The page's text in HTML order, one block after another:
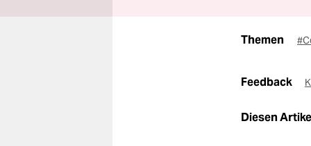
Themen
Feedback
Diesen